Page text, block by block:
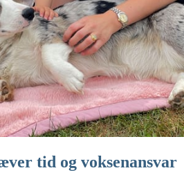
tid og voksenansvar